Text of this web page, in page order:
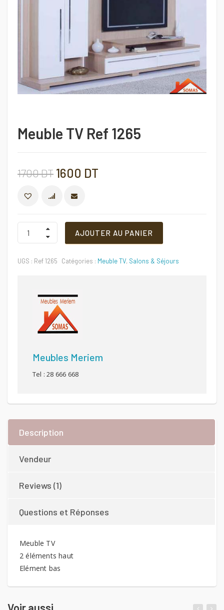
Meuble TV Ref 1265
1700DT Le
prix
initial
était :
1600 DT
actuel
est :
COMPARER
Meuble
Ref
Quantité
AJOUTER AU PANIER
UGS : Ref 1265 Catégories : Meuble TV, Salons & Séjours
Meubles Meriem
Tel : 28 666 668
Description
Vendeur
Reviews (1)
Questions et Réponses
Meuble TV
2 éléments haut
Elément bas